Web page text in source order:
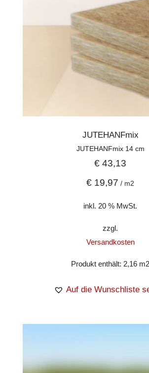
JUTEHANFmix
JUTEHANFmix 14 cm
€ 43,13
€ 19,97 / m2
inkl. 20 % MwSt.
zzgl.
Versandkosten
Produkt enthält: 2,16 m2
Auf die Wunschliste